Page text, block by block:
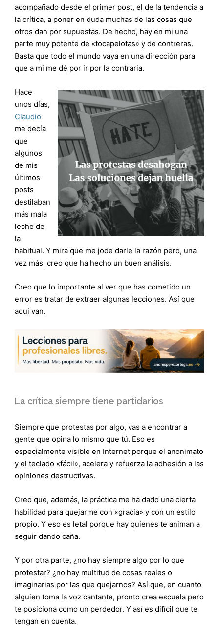
acompañado desde el primer post, el de la tendencia a
la crítica, a poner en duda muchas de las cosas que
otros dan por supuestas. De hecho, hay en mi una
parte muy potente de «tocapelotas» y de contreras.
Basta que todo el mundo vaya en una dirección para
que a mi me dé por ir por la contraria.
Hace
unos días,
Claudio
me decía
que
algunos
de mis
últimos
posts
destilaban
más mala
leche de
la
habitual. Y mira que me jode darle la razón pero, una
vez más, creo que ha hecho un buen análisis.
Creo que lo importante al ver que has cometido un
error es tratar de extraer algunas lecciones. Así que
aquí van.
La crítica siempre tiene partidarios
Siempre que protestas por algo, vas a encontrar a
gente que opina lo mismo que tú. Eso es
especialmente visible en Internet porque el anonimato
y el teclado «fácil», acelera y refuerza la adhesión a las
opiniones destructivas.
Creo que, además, la práctica me ha dado una cierta
habilidad para quejarme con «gracia» y con un estilo
propio. Y eso es letal porque hay quienes te animan a
seguir dando caña.
Y por otra parte, ¿no hay siempre algo por lo que
protestar? ¿no hay multitud de cosas reales o
imaginarias por las que quejarnos? Así que, en cuanto
alguien toma la voz cantante, pronto crea escuela pero
te posiciona como un perdedor. Y así es difícil que te
tengan en cuenta.